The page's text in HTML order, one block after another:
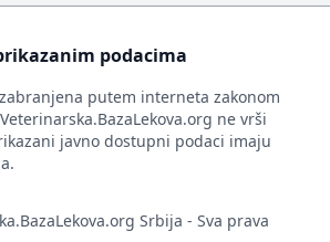
podacima
putem interneta zakonom
ne vrši
javno dostupni podaci imaju
Srbija - Sva prava